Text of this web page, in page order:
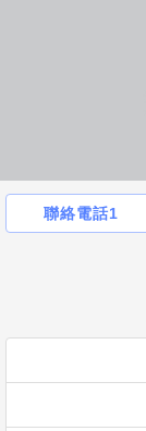
聯絡電話1